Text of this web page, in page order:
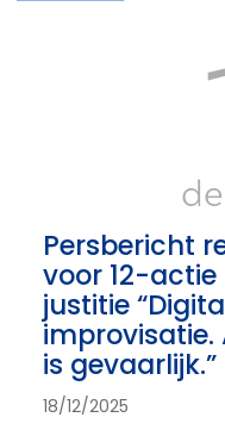
Persbericht
voor 12-
justitie
improvisatie.
is gevaarlijk.”
18/12/2025